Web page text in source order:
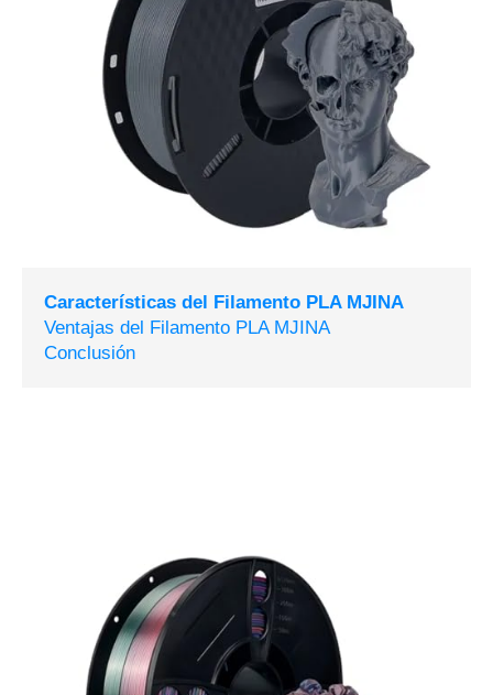
Características del Filamento PLA MJINA
Ventajas del Filamento PLA MJINA
Conclusión